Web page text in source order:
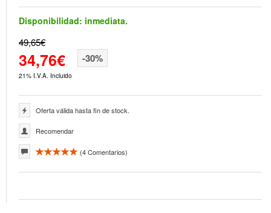
Disponibilidad: inmediata.
49,65€
34,76€ -30%
21% I.V.A. Incluido
Oferta válida hasta fin de stock.
Recomendar
(4Comentarios)